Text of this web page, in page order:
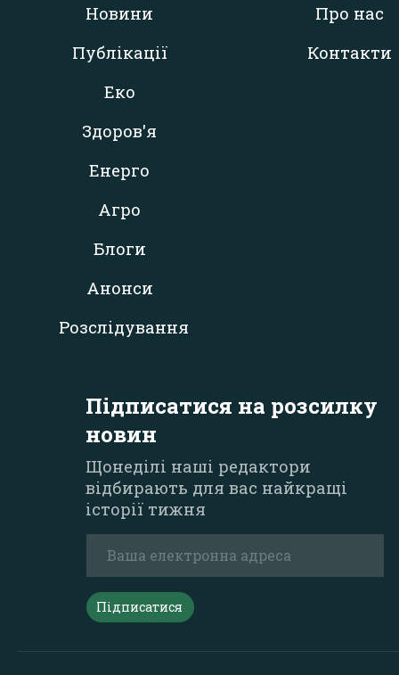
Новини
Публікації
Еко
Здоров'я
Енерго
Агро
Блоги
Анонси
Розслідування
Про нас
Контакти
Підписатися на розсилку
новин
Щонеділі наші редактори
відбирають для вас найкращі
історії тижня
Підписатися